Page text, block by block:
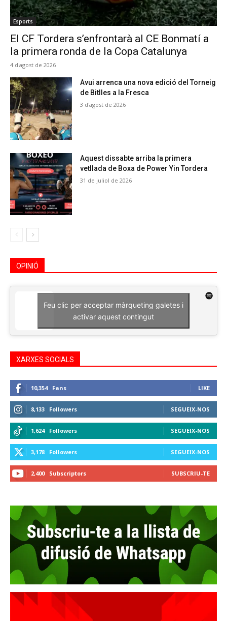
Esports
El CF Tordera s’enfrontarà al CE Bonmatí a
la primera ronda de la Copa Catalunya
4 d'agost de 2026
Avui arrenca una nova edició del Torneig
de Bitlles a la Fresca
3 d'agost de 2026
Aquest dissabte arriba la primera
vetllada de Boxa de Power Yin Tordera
31 de juliol de 2026
OPINIÓ
Feu clic per acceptar màrqueting galetes i
activar aquest contingut
XARXES SOCIALS
10,354 Fans LIKE
8,133 Followers SEGUEIX-NOS
1,624 Followers SEGUEIX-NOS
3,178 Followers SEGUEIX-NOS
2,400 Subscriptors SUBSCRIU-TE